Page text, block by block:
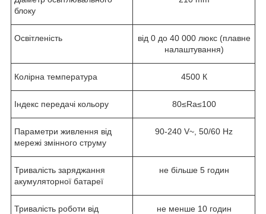
блоку
Освітленість
від 0 до 40 000 люкс (плавне
налаштування)
Колірна температура 4500 К
Індекс передачі кольору 80≤Ra≤100
Параметри живлення від
мережі змінного струму
90-240 V~, 50/60 Hz
Тривалість заряджання
акумуляторної батареї
не більше 5 годин
Тривалість роботи від
не менше 10 годин